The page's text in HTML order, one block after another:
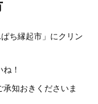
ち縁起市」にクリン
！
知おきくださいま